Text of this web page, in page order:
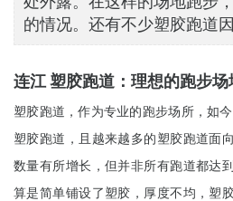
的情况。还有不少塑胶跑道
连江 塑胶跑道：理想的跑步场
塑胶跑道，作为专业的跑步场所，如
塑胶跑道，且越来越多的塑胶跑道面
数量有所增长，但并非所有跑道都达
算是简单铺设了塑胶，厚度不均，塑